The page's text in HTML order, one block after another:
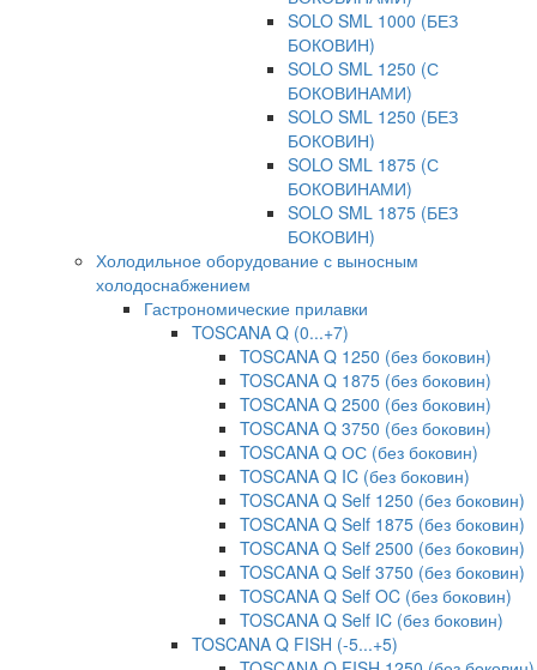
SOLO SML 1000 (БЕЗ
БОКОВИН)
SOLO SML 1250 (С
БОКОВИНАМИ)
SOLO SML 1250 (БЕЗ
БОКОВИН)
SOLO SML 1875 (С
БОКОВИНАМИ)
SOLO SML 1875 (БЕЗ
БОКОВИН)
Холодильное оборудование с выносным
холодоснабжением
Гастрономические прилавки
TOSCANA Q (0...+7)
TOSCANA Q 1250 (без боковин)
TOSCANA Q 1875 (без боковин)
TOSCANA Q 2500 (без боковин)
TOSCANA Q 3750 (без боковин)
TOSCANA Q ОС (без боковин)
TOSCANA Q IC (без боковин)
TOSCANA Q Self 1250 (без боковин)
TOSCANA Q Self 1875 (без боковин)
TOSCANA Q Self 2500 (без боковин)
TOSCANA Q Self 3750 (без боковин)
TOSCANA Q Self OC (без боковин)
TOSCANA Q Self IC (без боковин)
TOSCANA Q FISH (-5...+5)